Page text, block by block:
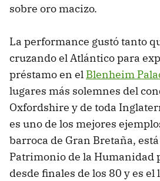
sobre oro macizo.
La performance gustó tanto
cruzando el Atlántico para
préstamo en el Blenheim
lugares más solemnes del
Oxfordshire y de toda
es uno de los mejores
barroca de Gran Bretaña,
Patrimonio de la Humanidad
desde finales de los 80 y es